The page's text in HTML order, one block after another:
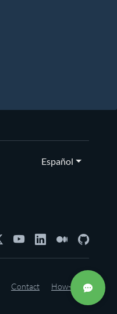
Español
Contact How-to's